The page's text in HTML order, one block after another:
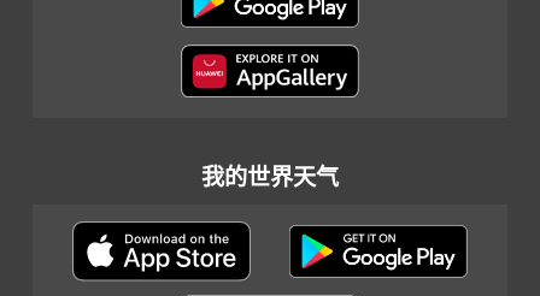
我的世界天气